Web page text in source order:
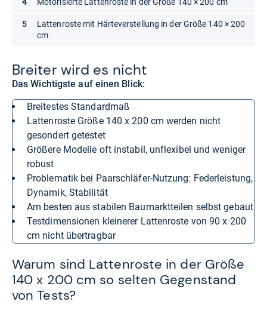
Brei­ter wird es nicht
Das Wichtigste auf einen Blick:
Breitestes Standardmaß
Lattenroste Größe 140 x 200 cm werden nicht
gesondert getestet
Größere Modelle oft instabil, unflexibel und weniger
robust
Problematik bei Paarschläfer-Nutzung: Federleistung,
Dynamik, Stabilität
Am besten aus stabilen Baumarktteilen selbst gebaut
Testdimensionen kleinerer Lattenroste von 90 x 200
cm nicht übertragbar
Warum sind Lattenroste in der Größe
140 x 200 cm so selten Gegenstand
von Tests?
Lattenroste mit Härteverstellung in der Größe 140 × 200
cm